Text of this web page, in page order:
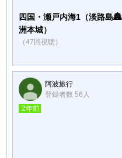
四国・瀬戸内海1（淡路島🏯
洲本城）
（47回視聴）
阿波旅行
登録者数 56人
2年前